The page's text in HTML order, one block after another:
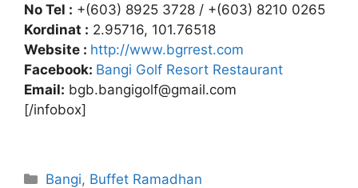
No Tel : +(603) 8925 3728 / +(603) 8210 0265
Kordinat : 2.95716, 101.76518
Website : http://www.bgrrest.com
Facebook: Bangi Golf Resort Restaurant
Email: bgb.bangigolf@gmail.com
[/infobox]
Categories
Bangi, Buffet Ramadhan